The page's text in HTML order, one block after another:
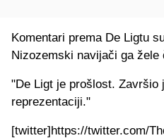
Komentari prema De Ligtu
Nizozemski navijači ga
"De Ligt je prošlost. Završio
reprezentaciji."
[twitter]https://twitter.com/